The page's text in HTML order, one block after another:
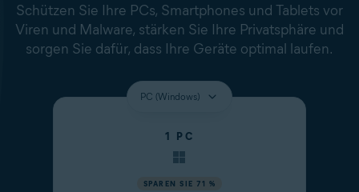
Schützen Sie Ihre PCs, Smartphones und Tablets vor
Viren und Malware, stärken Sie Ihre Privatsphäre und
sorgen Sie dafür, dass Ihre Geräte optimal laufen.
1 PC
SPAREN SIE 71 %